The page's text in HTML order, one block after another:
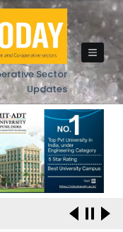
Sector
Updates